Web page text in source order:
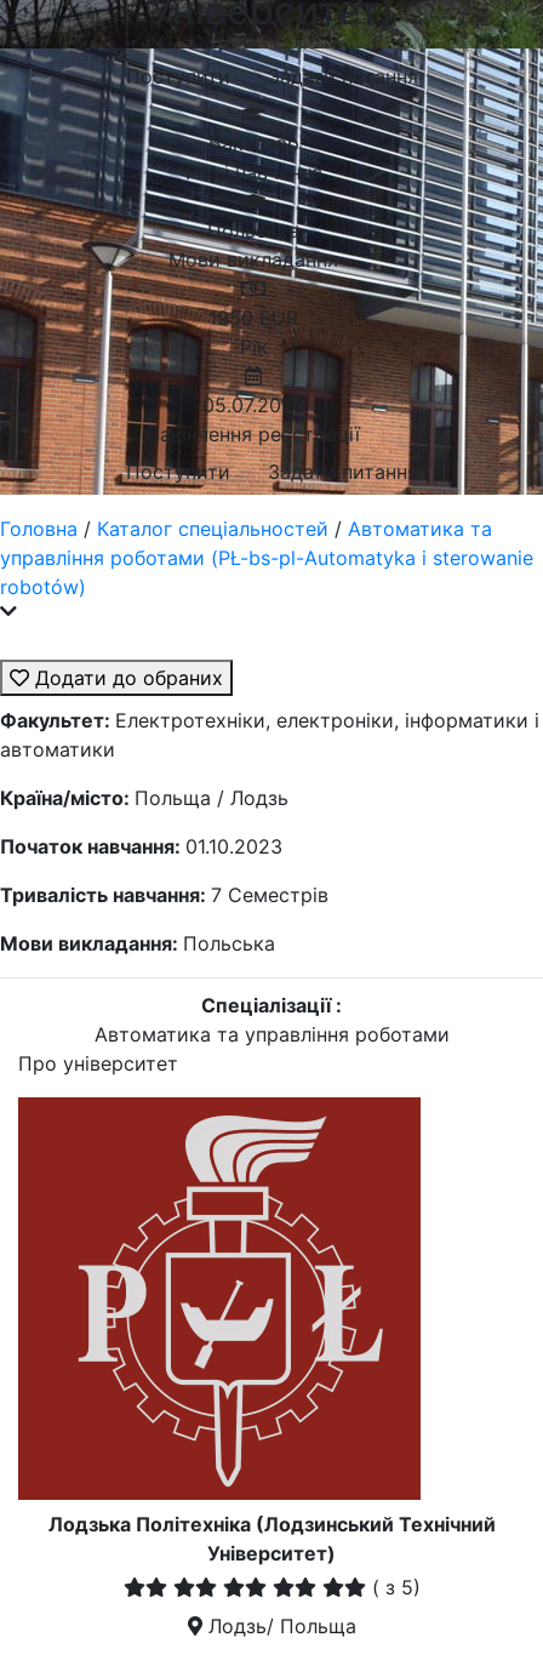
Університет)
Поступити Задати питання
Бакалавр
Рівні навчання
Польська
Мови викладання
1950 EUR
Рік
05.07.2023
Закінчення реєстрації
Поступити
Задати питання
Головна / Каталог спеціальностей / Автоматика та
управління роботами (PŁ-bs-pl-Automatyka i sterowanie
robotów)
Додати до обраних
Факультет: Електротехніки, електроніки, інформатики і
автоматики
Країна/місто: Польща / Лодзь
Початок навчання: 01.10.2023
Тривалість навчання: 7 Семестрів
Мови викладання: Польська
Спеціалізації :
Автоматика та управління роботами
Про університет
Лодзька Політехніка (Лодзинський Технічний
Університет)
( з 5)
Лодзь/ Польща